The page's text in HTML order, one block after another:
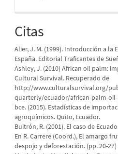
Citas
Alier, J. M. (1999). Introducción a la
España. Editorial Traficantes de
Ashley, J. (2010) African oil palm:
Cultural Survival. Recuperado de
http://www.culturalsurvival.org/
quarterly/ecuador/african-palm-
bce. (2015). Estadísticas de
agroquímicos. Quito, Ecuador.
Buitrón, R. (2001). El caso de
En R. Carrere (Coord.), El amargo
despojo y deforestación. (pp. 20-